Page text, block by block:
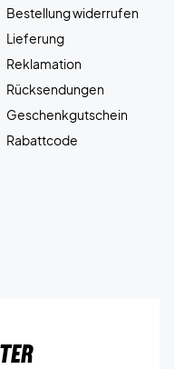
Bestellung widerrufen
Lieferung
Reklamation
Rücksendungen
Geschenkgutschein
Rabattcode